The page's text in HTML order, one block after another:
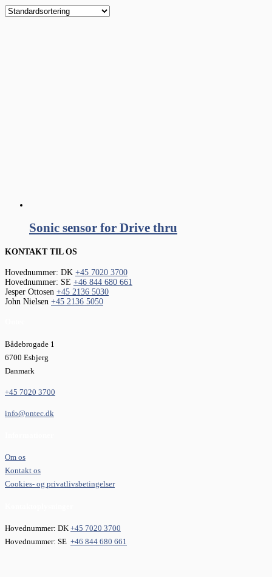
Sonic sensor for Drive thru
KONTAKT TIL OS
Hovednummer: DK +45 7020 3700
Hovednummer: SE +46 844 680 661
Jesper Ottosen +45 2136 5030
John Nielsen +45 2136 5050
Bådebrogade 1
6700 Esbjerg
Danmark
+45 7020 3700
info@ontec.dk
Om os
Kontakt os
Cookies- og privatlivsbetingelser
Hovednummer: DK +45 7020 3700
Hovednummer: SE +46 844 680 661